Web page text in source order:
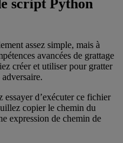
script Python
assez simple, mais à
avancées de grattage
créer et utiliser pour gratter
d’exécuter ce fichier
copier le chemin du
expression de chemin de